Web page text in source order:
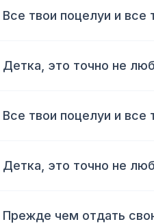
Все твои поцелуи и все
Детка, это точно не
Все твои поцелуи и все
Детка, это точно не
Прежде чем отдать